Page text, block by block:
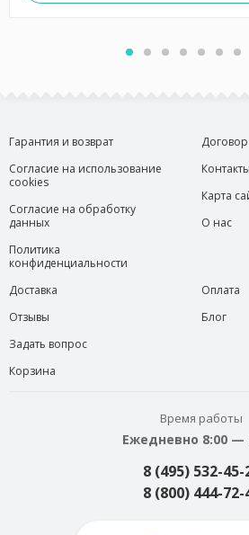
Гарантия и возврат
Согласие на использование
cookies
Согласие на обработку
данных
Политика
конфиденциальности
Контакты
Карта
О нас
Доставка
Отзывы
Задать вопрос
Корзина
Оплата
Блог
Время работы
Ежедневно 8:00 —
8 (495) 532-45-
8 (800) 444-72-